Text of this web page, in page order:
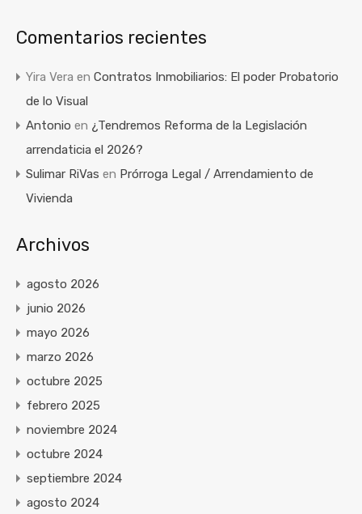
Comentarios recientes
Yira Vera en Contratos Inmobiliarios: El poder Probatorio
de lo Visual
Antonio en ¿Tendremos Reforma de la Legislación
arrendaticia el 2026?
Sulimar RiVas en Prórroga Legal / Arrendamiento de
Vivienda
Archivos
agosto 2026
junio 2026
mayo 2026
marzo 2026
octubre 2025
febrero 2025
noviembre 2024
octubre 2024
septiembre 2024
agosto 2024